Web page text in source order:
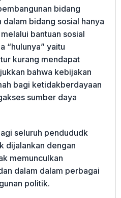
bidang
bidang sosial hanya
bantuan sosial
“hulunya” yaitu
kurang mendapat
bahwa kebijakan
bagi ketidakberdayaan
sumber daya
seluruh pendududk
dijalankan dengan
memunculkan
dalam dalam perbagai
politik.